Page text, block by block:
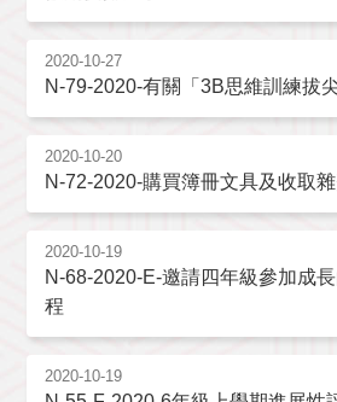
2020-10-27
N-79-2020-有關「3B思維訓練拔
2020-10-20
N-72-2020-購買簿冊文具及收取
2020-10-19
N-68-2020-E-邀請四年級參加成
程
2020-10-19